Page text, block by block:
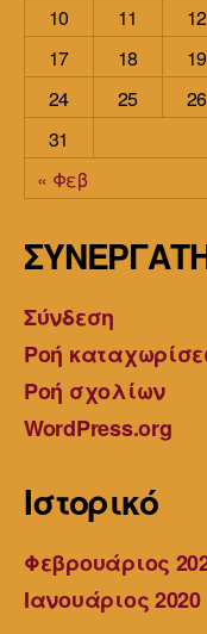
« Φεβ
10
11 12
17
18 19
24
25 26
31
Σύνδεση
Ροή
Ροή σχολίων
WordPress.org
Ιστορικό
Φεβρουάριος
Ιανουάριος 2020